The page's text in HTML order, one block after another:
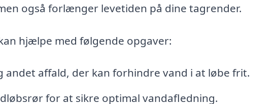
også forlænger levetiden på dine tagrender.
hjælpe med følgende opgaver:
andet affald, der kan forhindre vand i at løbe frit.
for at sikre optimal vandafledning.